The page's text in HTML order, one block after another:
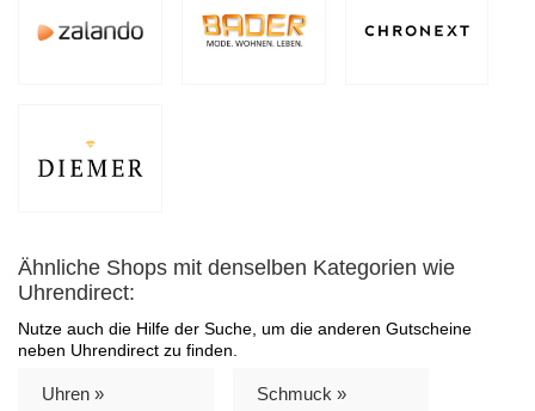
Ähnliche Shops mit denselben Kategorien wie
Uhrendirect:
Nutze auch die Hilfe der Suche, um die anderen Gutscheine
neben Uhrendirect zu finden.
Uhren » Schmuck »